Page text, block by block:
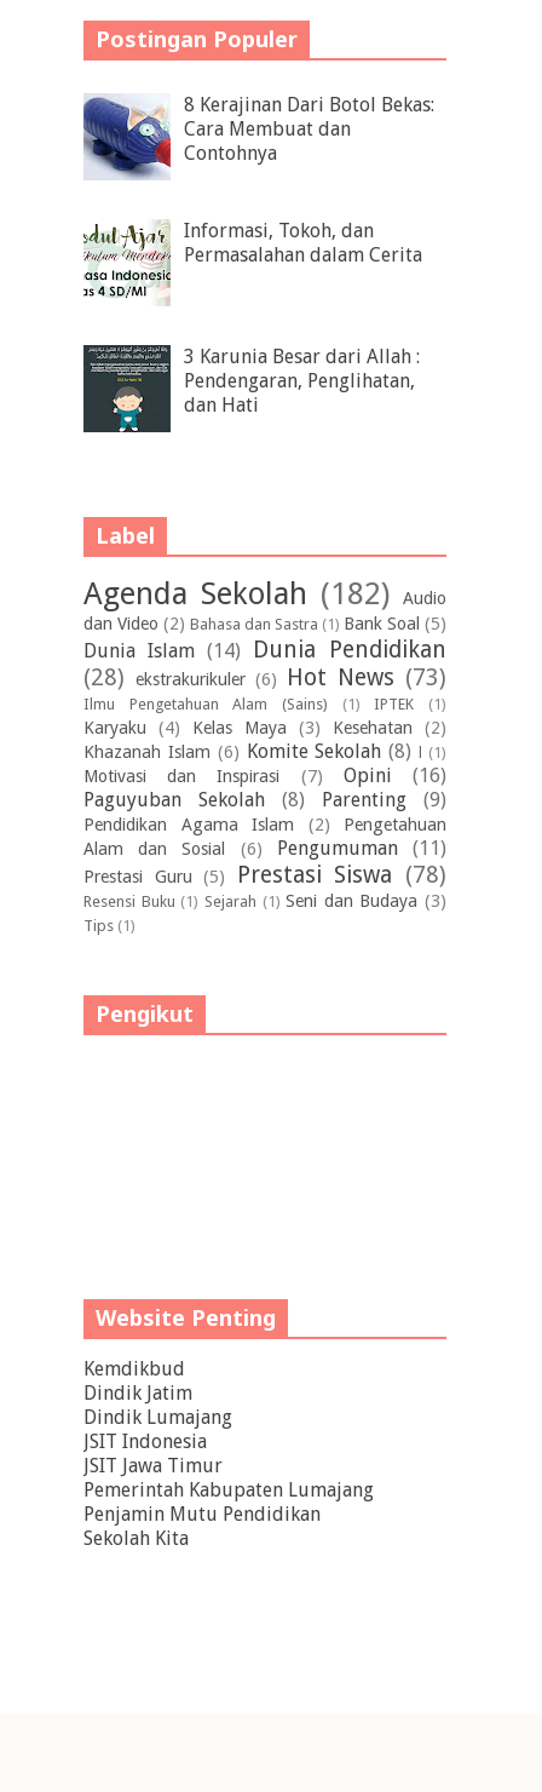
Postingan Populer
8 Kerajinan Dari Botol Bekas:
Cara Membuat dan
Contohnya
Informasi, Tokoh, dan
Permasalahan dalam Cerita
3 Karunia Besar dari Allah :
Pendengaran, Penglihatan,
dan Hati
Label
Agenda Sekolah (182)
Audio
dan Video (2) Bahasa dan Sastra (1) Bank Soal (5)
Dunia Islam (14)
Dunia Pendidikan
(28)
ekstrakurikuler (6) Hot News (73)
Ilmu Pengetahuan Alam (Sains) (1) IPTEK (1)
Karyaku (4) Kelas Maya (3) Kesehatan
(2)
Khazanah Islam (6) Komite Sekolah (8) l (1)
Motivasi dan Inspirasi (7) Opini
(16)
Paguyuban Sekolah
(8) Parenting (9)
Pendidikan Agama Islam (2)
Pengetahuan
Alam dan Sosial
(6) Pengumuman (11)
Prestasi Guru (5) Prestasi Siswa (78)
Resensi Buku (1) Sejarah (1) Seni dan Budaya (3)
Tips (1)
Pengikut
Website Penting
Kemdikbud
Dindik Jatim
Dindik Lumajang
JSIT Indonesia
JSIT Jawa Timur
Pemerintah Kabupaten Lumajang
Penjamin Mutu Pendidikan
Sekolah Kita